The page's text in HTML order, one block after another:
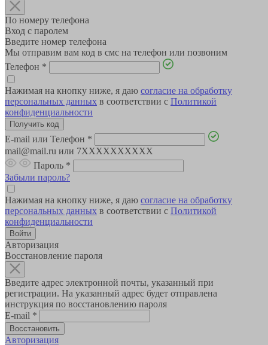
По номеру телефона
Вход с паролем
Введите номер телефона
Мы отправим вам код в смс на телефон или позвоним
Телефон *
Нажимая на кнопку ниже, я даю согласие на обработку
персональных данных в соответствии с Политикой
конфиденциальности
E-mail или Телефон *
mail@mail.ru или 7XXXXXXXXXX
Пароль *
Забыли пароль?
Нажимая на кнопку ниже, я даю согласие на обработку
персональных данных в соответствии с Политикой
конфиденциальности
Авторизация
Восстановление пароля
Введите адрес электронной почты, указанный при
регистрации. На указанный адрес будет отправлена
инструкция по восстановлению пароля
E-mail *
Авторизация